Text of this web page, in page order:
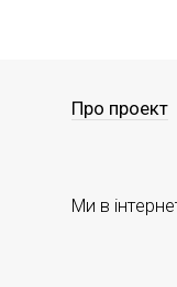
Про проект
Ми в